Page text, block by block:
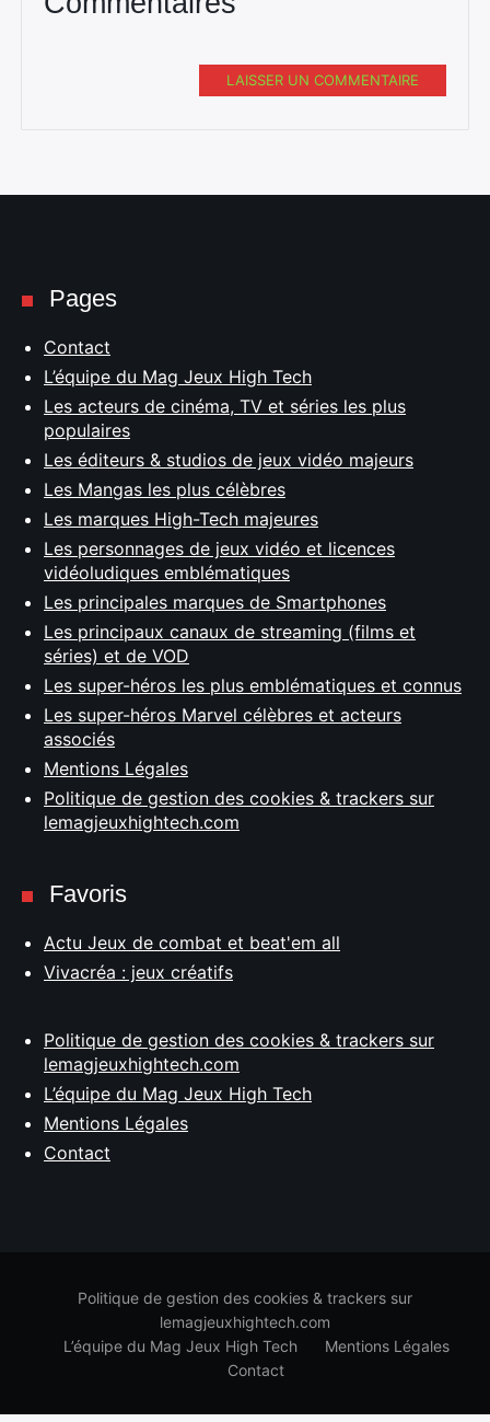
LAISSER UN COMMENTAIRE
Pages
Contact
L’équipe du Mag Jeux High Tech
Les acteurs de cinéma, TV et séries les plus
populaires
Les éditeurs & studios de jeux vidéo majeurs
Les Mangas les plus célèbres
Les marques High-Tech majeures
Les personnages de jeux vidéo et licences
vidéoludiques emblématiques
Les principales marques de Smartphones
Les principaux canaux de streaming (films et
séries) et de VOD
Les super-héros les plus emblématiques et connus
Les super-héros Marvel célèbres et acteurs
associés
Mentions Légales
Politique de gestion des cookies & trackers sur
lemagjeuxhightech.com
Favoris
Actu Jeux de combat et beat'em all
Vivacréa : jeux créatifs
Politique de gestion des cookies & trackers sur
lemagjeuxhightech.com
L’équipe du Mag Jeux High Tech
Mentions Légales
Contact
Politique de gestion des cookies & trackers sur
lemagjeuxhightech.com
L’équipe du Mag Jeux High Tech
Mentions Légales
Contact